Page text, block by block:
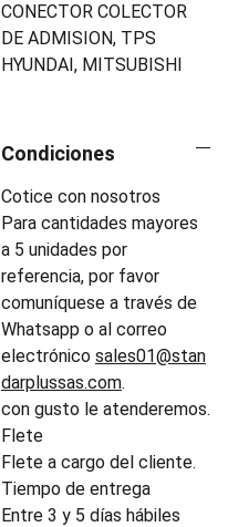
CONECTOR COLECTOR
DE ADMISION, TPS
HYUNDAI, MITSUBISHI
Condiciones
Cotice con nosotros
Para cantidades mayores
a 5 unidades por
referencia, por favor
comuníquese a través de
Whatsapp o al correo
electrónico sales01@stan
darplussas.com.
con gusto le atenderemos.
Flete
Flete a cargo del cliente.
Tiempo de entrega
Entre 3 y 5 días hábiles